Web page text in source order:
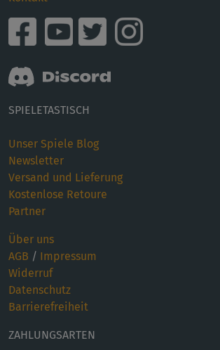
SPIELETASTISCH
Unser Spiele Blog
Newsletter
Versand und Lieferung
Kostenlose Retoure
Partner
Über uns
AGB / Impressum
Widerruf
Datenschutz
Barrierefreiheit
ZAHLUNGSARTEN